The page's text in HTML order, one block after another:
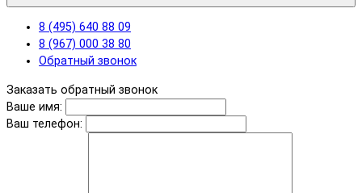
8 (495) 640 88 09
8 (967) 000 38 80
Обратный звонок
Заказать обратный звонок
Ваше имя:
Ваш телефон: